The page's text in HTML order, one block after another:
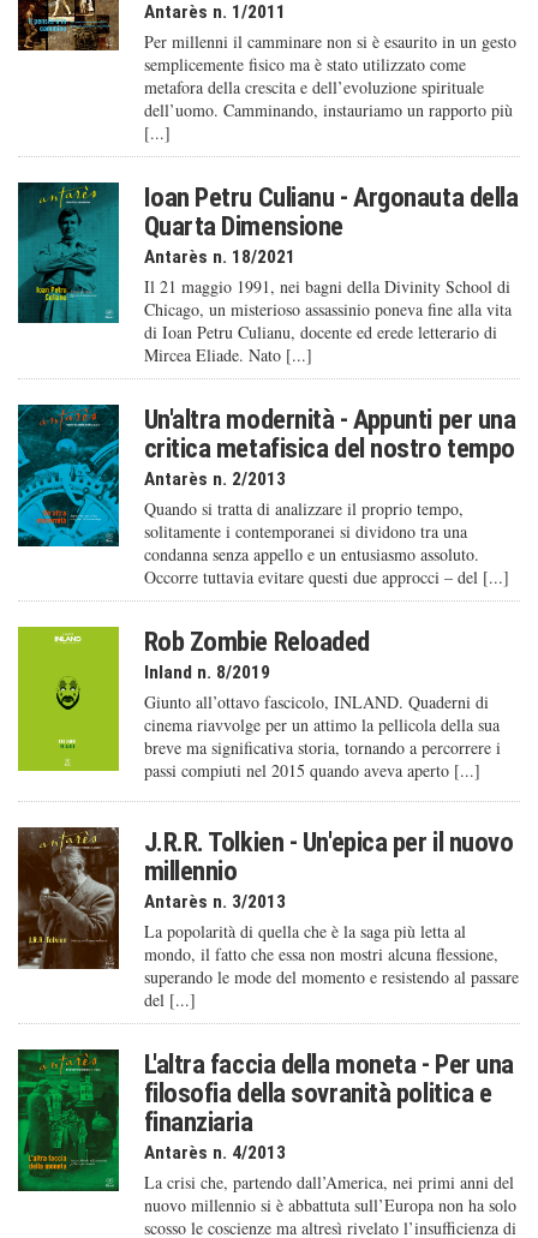
Antarès n. 1/2011
Per millenni il camminare non si è esaurito in un gesto
semplicemente fisico ma è stato utilizzato come
metafora della crescita e dell’evoluzione spirituale
dell’uomo. Camminando, instauriamo un rapporto più
[...]
Ioan Petru Culianu - Argonauta della
Quarta Dimensione
Antarès n. 18/2021
Il 21 maggio 1991, nei bagni della Divinity School di
Chicago, un misterioso assassinio poneva fine alla vita
di Ioan Petru Culianu, docente ed erede letterario di
Mircea Eliade. Nato [...]
Un'altra modernità - Appunti per una
critica metafisica del nostro tempo
Antarès n. 2/2013
Quando si tratta di analizzare il proprio tempo,
solitamente i contemporanei si dividono tra una
condanna senza appello e un entusiasmo assoluto.
Occorre tuttavia evitare questi due approcci – del [...]
Rob Zombie Reloaded
Inland n. 8/2019
Giunto all’ottavo fascicolo, INLAND. Quaderni di
cinema riavvolge per un attimo la pellicola della sua
breve ma significativa storia, tornando a percorrere i
passi compiuti nel 2015 quando aveva aperto [...]
J.R.R. Tolkien - Un'epica per il nuovo
millennio
Antarès n. 3/2013
La popolarità di quella che è la saga più letta al
mondo, il fatto che essa non mostri alcuna flessione,
superando le mode del momento e resistendo al passare
del [...]
L'altra faccia della moneta - Per una
filosofia della sovranità politica e
finanziaria
Antarès n. 4/2013
La crisi che, partendo dall’America, nei primi anni del
nuovo millennio si è abbattuta sull’Europa non ha solo
scosso le coscienze ma altresì rivelato l’insufficienza di